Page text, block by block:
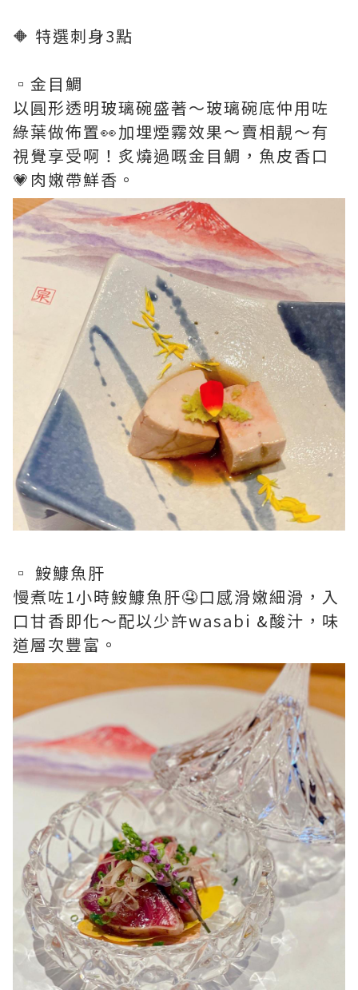
🔶 特選刺身3點
▫️金目鯛
以圓形透明玻璃碗盛著～玻璃碗底仲用咗
綠葉做佈置👀加埋煙霧效果～賣相靚～有
視覺享受啊！炙燒過嘅金目鯛，魚皮香口
💗肉嫩帶鮮香。
▫️ 鮟鱇魚肝
慢煮咗1小時鮟鱇魚肝🤤口感滑嫩細滑，入
口甘香即化～配以少許wasabi &酸汁，味
道層次豐富。